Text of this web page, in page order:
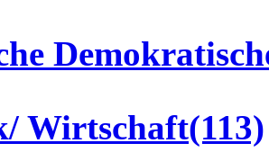
Wirtschaft(113)